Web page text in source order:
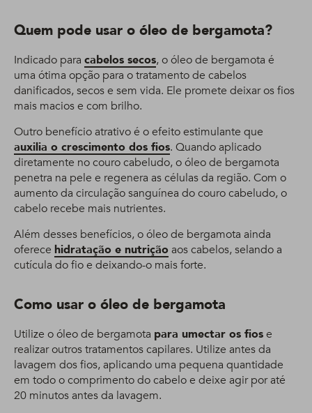
Quem pode usar o óleo de bergamota?
Indicado para cabelos secos, o óleo de bergamota é
uma ótima opção para o tratamento de cabelos
danificados, secos e sem vida. Ele promete deixar os fios
mais macios e com brilho.
Outro benefício atrativo é o efeito estimulante que
auxilia o crescimento dos fios. Quando aplicado
diretamente no couro cabeludo, o óleo de bergamota
penetra na pele e regenera as células da região. Com o
aumento da circulação sanguínea do couro cabeludo, o
cabelo recebe mais nutrientes.
Além desses benefícios, o óleo de bergamota ainda
oferece hidratação e nutrição aos cabelos, selando a
cutícula do fio e deixando-o mais forte.
Como usar o óleo de bergamota
Utilize o óleo de bergamota para umectar os fiose
realizar outros tratamentos capilares. Utilize antes da
lavagem dos fios, aplicando uma pequena quantidade
em todo o comprimento do cabelo e deixe agir por até
20 minutos antes da lavagem.